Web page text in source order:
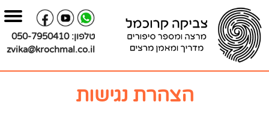
יצירת
קשר
עבור
לתוכן
טלפון:050-7950410
zvika@krochmal.co.il
הצהרת נגישות